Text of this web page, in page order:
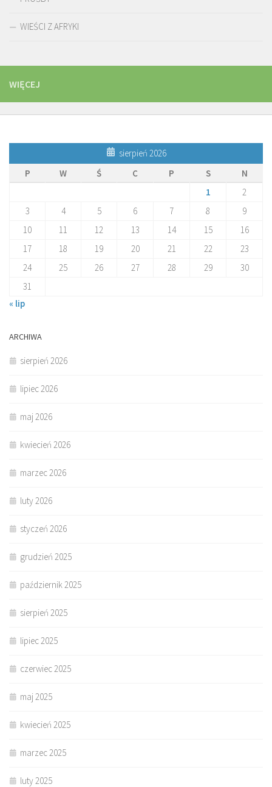
WIEŚCI Z AFRYKI
WIĘCEJ
sierpień 2026
P
W Ś C P S
N
1
2
3
4 5 6 7 8
9
10
11 12 13 14 15
16
17
18 19 20 21 22
23
24
25 26 27 28 29
30
31
« lip
ARCHIWA
sierpień 2026
lipiec 2026
maj 2026
kwiecień 2026
marzec 2026
luty 2026
styczeń 2026
grudzień 2025
październik 2025
sierpień 2025
lipiec 2025
czerwiec 2025
maj 2025
kwiecień 2025
marzec 2025
luty 2025